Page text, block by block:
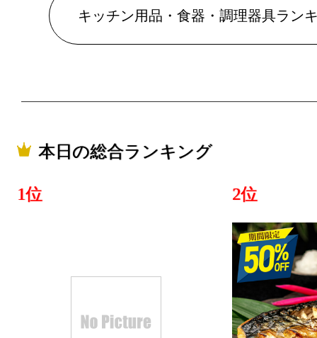
2025/05/09
キッチン
具ランキング
キッチン用品・食器・調理器具ラン
本日の総合ランキング
1位 2位